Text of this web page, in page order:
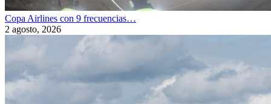
Copa Airlines con 9 frecuencias…
2 agosto, 2026